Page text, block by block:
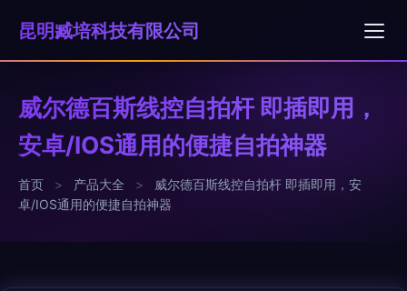
昆明臧培科技有限公司
威尔德百斯线控自拍杆 即插即用，
安卓/IOS通用的便捷自拍神器
首页 > 产品大全 >
威尔德百斯线控自拍杆 即插即用，安
卓/IOS通用的便捷自拍神器